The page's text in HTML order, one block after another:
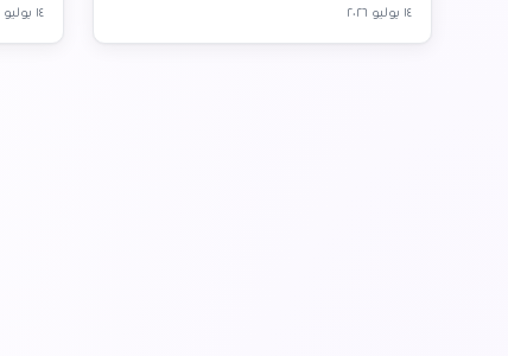
١٤ يوليو ٢٠٢٦ ١٤ يوليو ٢٠٢٦